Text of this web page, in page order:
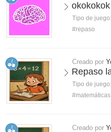
okokokok
Tipo de juego:
#repaso
Creado por
Repaso
Tipo de juego:
#matemáticas
Creado por